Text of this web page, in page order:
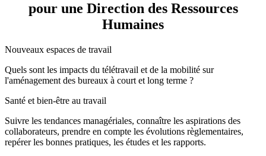
pour une Direction des Ressources
Humaines
Nouveaux espaces de travail
Quels sont les impacts du télétravail et de la mobilité sur
l'aménagement des bureaux à court et long terme ?
Santé et bien-être au travail
Suivre les tendances managériales, connaître les aspirations des
collaborateurs, prendre en compte les évolutions règlementaires,
repérer les bonnes pratiques, les études et les rapports.